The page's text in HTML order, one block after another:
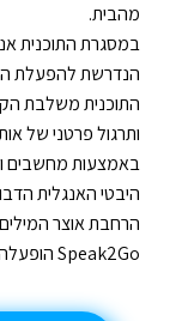
מהבית.
במסגרת התוכנית
הנדרשת להפעלת
התוכנית משלבת
ותרגול פרטני של
באמצעות מחשבים
היבטי האנגלית
הרחבת אוצר
Speak2Go הופעלה במעל 700 בתי ספר בהצלחה רבה